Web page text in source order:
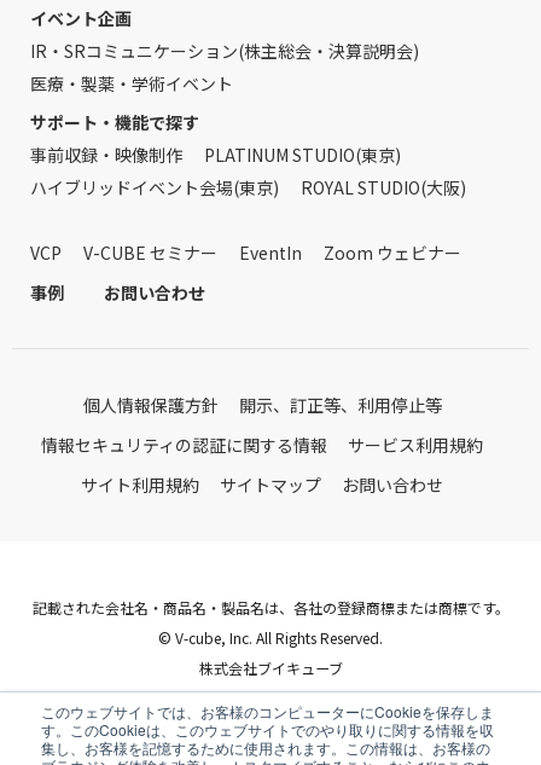
このウェブサイトでは、お客様のコンピューターにCookieを保存しま
す。このCookieは、このウェブサイトでのやり取りに関する情報を収
集し、お客様を記憶するために使用されます。この情報は、お客様の
イベント企画
IR・SRコミュニケーション(株主総会・決算説明会)
医療・製薬・学術イベント
サポート・機能で探す
事前収録・映像制作
PLATINUM STUDIO(東京)
ハイブリッドイベント会場(東京)
ROYAL STUDIO(大阪)
VCP V-CUBE セミナー EventIn
Zoom ウェビナー
事例
お問い合わせ
個人情報保護方針
開示、訂正等、利用停止等
情報セキュリティの認証に関する情報
サービス利用規約
サイト利用規約
サイトマップ お問い合わせ
記載された会社名・商品名・製品名は、各社の登録商標または商標です。
© V-cube, Inc. All Rights Reserved.
株式会社ブイキューブ
Follow Us